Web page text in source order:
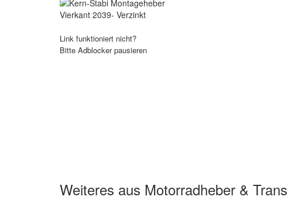
Link funktioniert nicht?
Bitte Adblocker pausieren
Weiteres aus Motorradheber &